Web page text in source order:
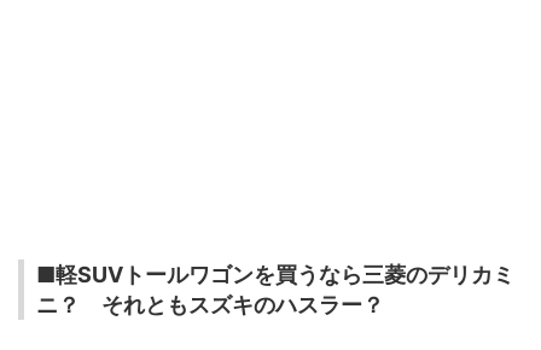
■軽SUVトールワゴンを買うなら三菱のデリカミ
ニ？ それともスズキのハスラー？